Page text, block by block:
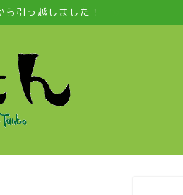
引っ越しました！